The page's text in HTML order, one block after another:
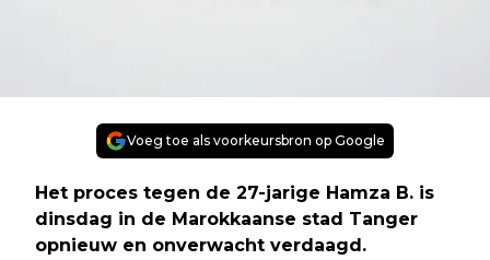
Voeg toe als voorkeursbron op Google
Het proces tegen de 27-jarige Hamza B. is
dinsdag in de Marokkaanse stad Tanger
opnieuw en onverwacht verdaagd.